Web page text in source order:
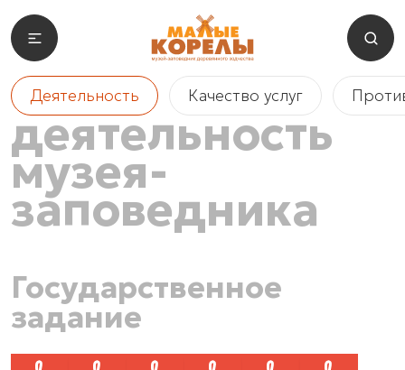
Деятельность Качество услуг
деятельность
музея-
заповедника
Государственное
задание